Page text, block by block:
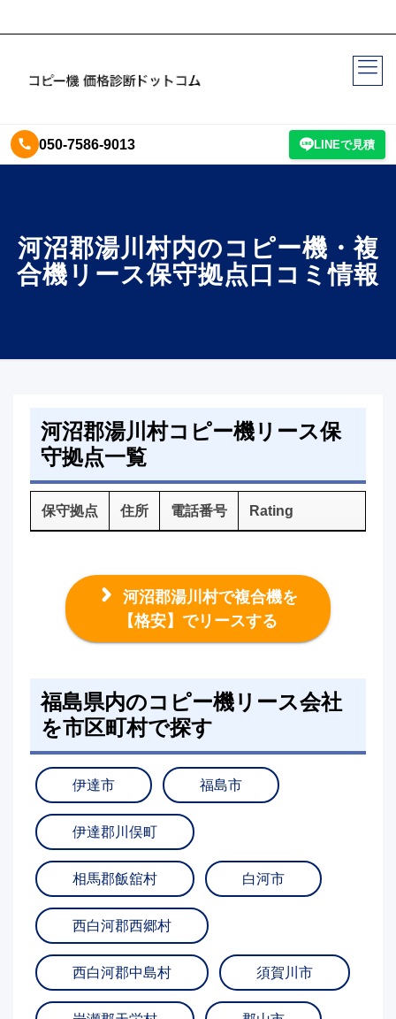
050-7586-9013 LINEで見積
河沼郡湯川村内のコピー機・複
合機リース保守拠点口コミ情報
河沼郡湯川村コピー機リース保
守拠点一覧
保守拠点 住所 電話番号 Rating
河沼郡湯川村で複合機を
【格安】でリースする
福島県内のコピー機リース会社
を市区町村で探す
伊達市 福島市
伊達郡川俣町
相馬郡飯舘村 白河市
西白河郡西郷村
西白河郡中島村 須賀川市